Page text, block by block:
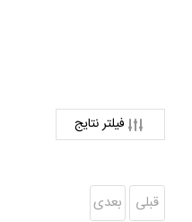
فیلتر نتایج
قبلی بعدی